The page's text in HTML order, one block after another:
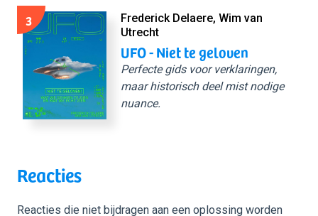
3
Frederick Delaere, Wim van
Utrecht
UFO - Niet te geloven
Perfecte gids voor verklaringen,
maar historisch deel mist nodige
nuance.
Reacties
Reacties die niet bijdragen aan een oplossing worden